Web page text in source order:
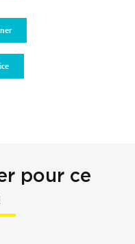
pour ce